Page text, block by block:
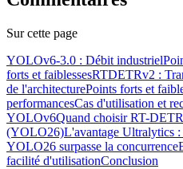
Sur cette page
YOLOv6-3.0 : Débit industriel
forts et faiblessesRTDETRv2 :
de l'architecturePoints forts et
performancesCas d'utilisation et
YOLOv6Quand choisir RT-DETR
(YOLO26)L'avantage Ultralytics
YOLO26 surpasse la concurrence
facilité d'utilisationConclusion